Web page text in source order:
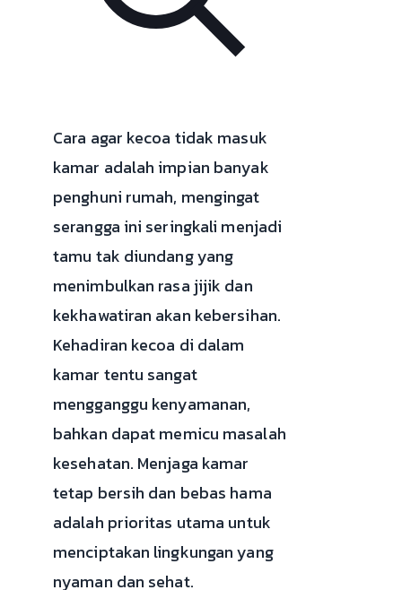
Cara agar kecoa tidak masuk
kamar adalah impian banyak
penghuni rumah, mengingat
serangga ini seringkali menjadi
tamu tak diundang yang
menimbulkan rasa jijik dan
kekhawatiran akan kebersihan.
Kehadiran kecoa di dalam
kamar tentu sangat
mengganggu kenyamanan,
bahkan dapat memicu masalah
kesehatan. Menjaga kamar
tetap bersih dan bebas hama
adalah prioritas utama untuk
menciptakan lingkungan yang
nyaman dan sehat.